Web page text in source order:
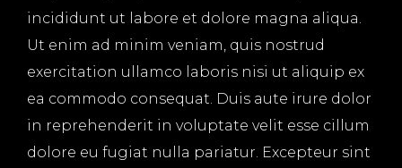
incididunt ut labore et dolore magna aliqua.
Ut enim ad minim veniam, quis nostrud
exercitation ullamco laboris nisi ut aliquip ex
ea commodo consequat. Duis aute irure dolor
in reprehenderit in voluptate velit esse cillum
dolore eu fugiat nulla pariatur. Excepteur sint